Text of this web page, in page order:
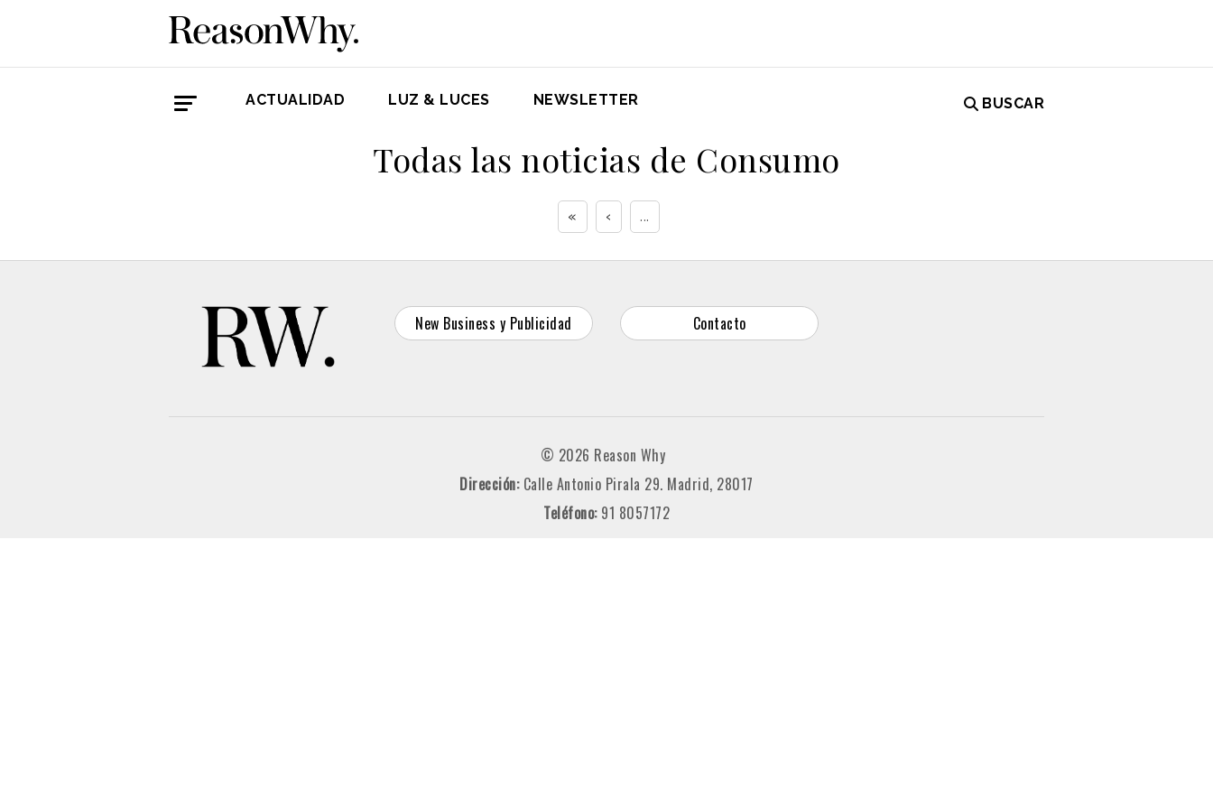
ACTUALIDAD LUZ & LUCES NEWSLETTER BUSCAR
Todas las noticias de Consumo
« ‹ ...
New Business y Publicidad Contacto
© 2026 Reason Why
Dirección: Calle Antonio Pirala 29. Madrid, 28017
Teléfono: 91 8057172